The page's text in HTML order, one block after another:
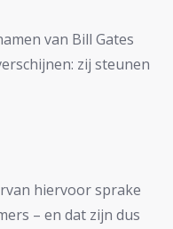
van Bill Gates
zij steunen
hiervoor sprake
– en dat zijn dus